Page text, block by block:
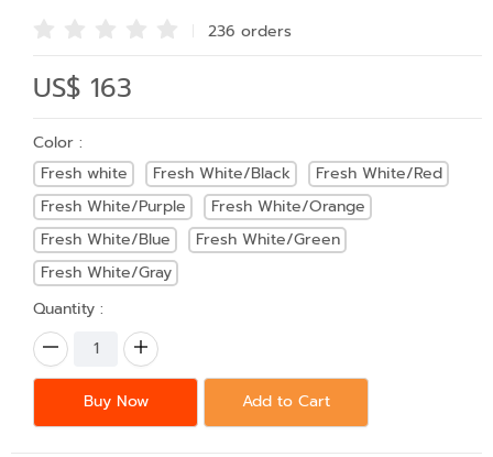
236 orders
US$ 163
Color :
Fresh white
Fresh White/Black
Fresh White/Red
Fresh White/Purple
Fresh White/Orange
Fresh White/Blue
Fresh White/Green
Fresh White/Gray
Quantity :
Buy Now Add to Cart